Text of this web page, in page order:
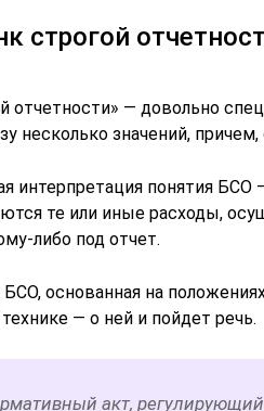
строгой
отчетности» — довольно
несколько значений,
интерпретация понятия
те или иные расходы,
либо под отчет.
основанная на
— о ней и пойдет речь.
акт,